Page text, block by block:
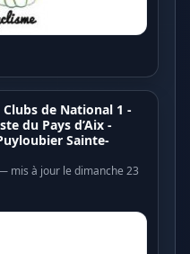
Clubs de National 1 -
du Pays d’Aix -
Sainte-
mis à jour le dimanche 23